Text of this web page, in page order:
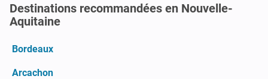
Destinations recommandées en Nouvelle-
Aquitaine
Bordeaux
Arcachon